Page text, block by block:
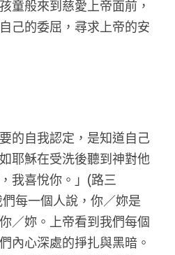
童般來到慈愛上帝面前，
己的委屈，尋求上帝的安
的自我認定，是知道自己
耶穌在受洗後聽到神對他
我喜悅你。」(路三
每一個人說，你／妳是
／妳。上帝看到我們每個
內心深處的掙扎與黑暗。